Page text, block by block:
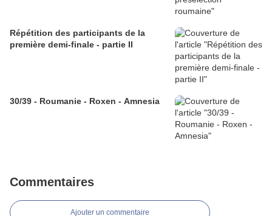
Répétition des participants de la
première demi-finale - partie II
30/39 - Roumanie - Roxen - Amnesia
Commentaires
Ajouter un commentaire